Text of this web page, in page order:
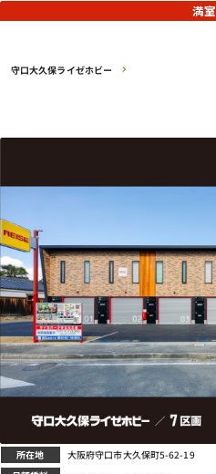
守口大久保ライゼホビー
満室
所在地 大阪府守口市大久保町5-62-19